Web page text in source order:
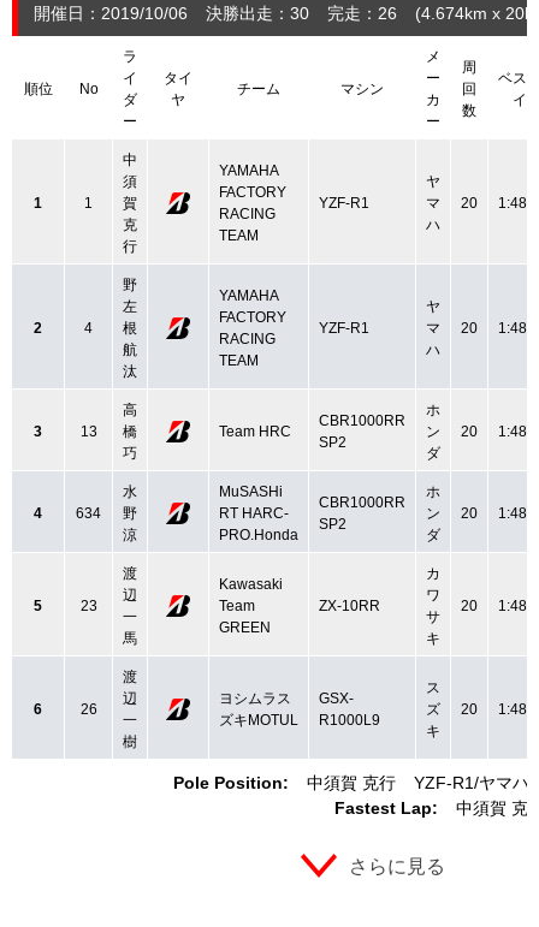
開催日：2019/10/06 決勝出走：30 完走：26 (4.674km x
順位 No
ラ
イ
ダ
ー
タイ
ヤ
チーム マシン
メ
ー
カ
ー
周
回
数
ベス
イ
Pole Position: 中須賀 克行 YZF-R1 ヤマハ
Fastest Lap:
中須賀 克
1 1
中
須
賀
克
行
YAMAHA
FACTORY
RACING
TEAM
YZF-R1
ヤ
マ
ハ
20
2 4
野
左
根
航
汰
YAMAHA
FACTORY
RACING
TEAM
YZF-R1
ヤ
マ
ハ
20
3 13
高
橋
巧
Team HRC
CBR1000RR
SP2
ホ
ン
ダ
20
4 634
水
野
涼
MuSASHi
RT HARC-
PRO.Honda
CBR1000RR
SP2
ホ
ン
ダ
20
5 23
渡
辺
一
馬
Kawasaki
Team
GREEN
ZX-10RR
カ
ワ
サ
キ
20
6 26
渡
辺
一
樹
ヨシムラス
ズキMOTUL
GSX-
R1000L9
ス
ズ
キ
20
さらに見る